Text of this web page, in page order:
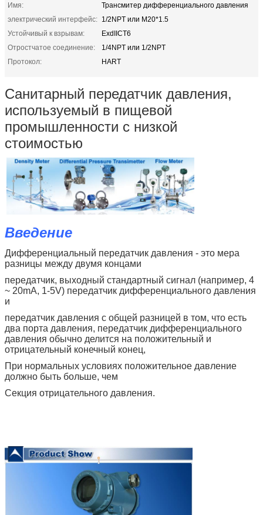
Имя:
Трансмитер дифференциального давления
электрический интерфейс: 1/2NPT или M20*1.5
Устойчивый к взрывам:
ExdIICT6
Отростчатое соединение:
1/4NPT или 1/2NPT
Протокол:
HART
Санитарный передатчик давления,
используемый в пищевой
промышленности с низкой
стоимостью
Введение
Дифференциальный передатчик давления - это мера
разницы между двумя концами
передатчик, выходный стандартный сигнал (например, 4
~ 20mA, 1-5V) передатчик дифференциального давления
и
передатчик давления с общей разницей в том, что есть
два порта давления, передатчик дифференциального
давления обычно делится на положительный и
отрицательный конечный конец,
При нормальных условиях положительное давление
должно быть больше, чем
Секция отрицательного давления.